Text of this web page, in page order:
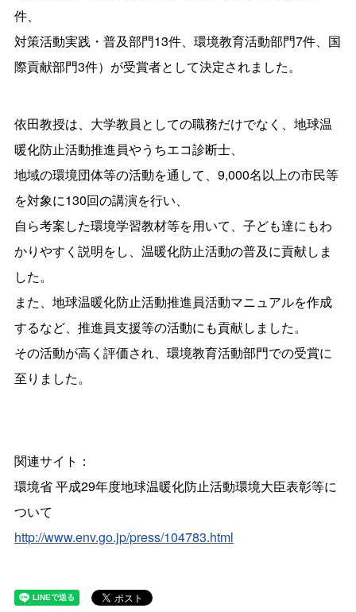
件、
対策活動実践・普及部門13件、環境教育活動部門7件、国
際貢献部門3件）が受賞者として決定されました。
依田教授は、大学教員としての職務だけでなく、地球温
暖化防止活動推進員やうちエコ診断士、
地域の環境団体等の活動を通して、9,000名以上の市民等
を対象に130回の講演を行い、
自ら考案した環境学習教材等を用いて、子ども達にもわ
かりやすく説明をし、温暖化防止活動の普及に貢献しま
した。
また、地球温暖化防止活動推進員活動マニュアルを作成
するなど、推進員支援等の活動にも貢献しました。
その活動が高く評価され、環境教育活動部門での受賞に
至りました。
関連サイト：
環境省 平成29年度地球温暖化防止活動環境大臣表彰等に
ついて
http://www.env.go.jp/press/104783.html